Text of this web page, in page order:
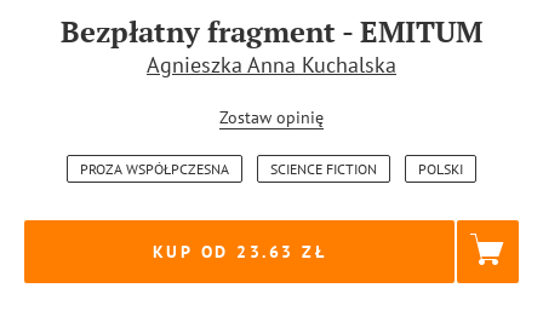
Bezpłatny fragment-EMITUM
Agnieszka Anna Kuchalska
Zostaw opinię
PROZA WSPÓŁPCZESNA SCIENCE FICTION POLSKI
KUP OD 23.63